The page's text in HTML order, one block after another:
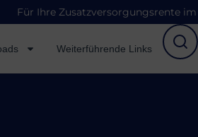
Für Ihre Zusatzversorgungsrente
Weiterführende Links